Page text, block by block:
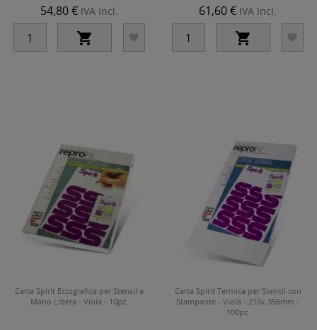
54,80 € IVA Incl.
 
61,60 € IVA Incl.
 
Carta Spirit Ectografica per Stencil a
Mano Libera - Viola - 10pz.
Carta Spirit Termica per Stencil con
Stampante - Viola - 210x 356mm -
100pz.